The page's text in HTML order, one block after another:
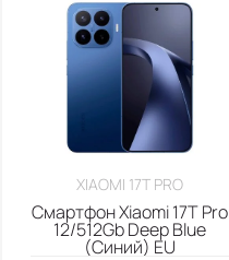
XIAOMI 17T PRO
Смартфон Xiaomi 17T Pro
12/512Gb Deep Blue
(Синий) EU